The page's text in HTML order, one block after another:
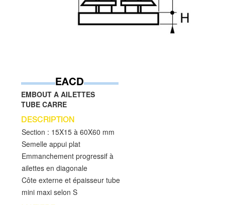
EACD
EMBOUT A AILETTES
TUBE CARRE
DESCRIPTION
Section : 15X15 à 60X60 mm
Semelle appui plat
Emmanchement progressif à
ailettes en diagonale
Côte externe et épaisseur tube
mini maxi selon S